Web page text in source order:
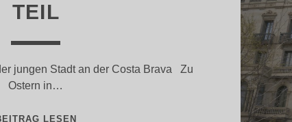
TEIL
jungen Stadt an der Costa Brava Zu
Ostern in…
LESEN